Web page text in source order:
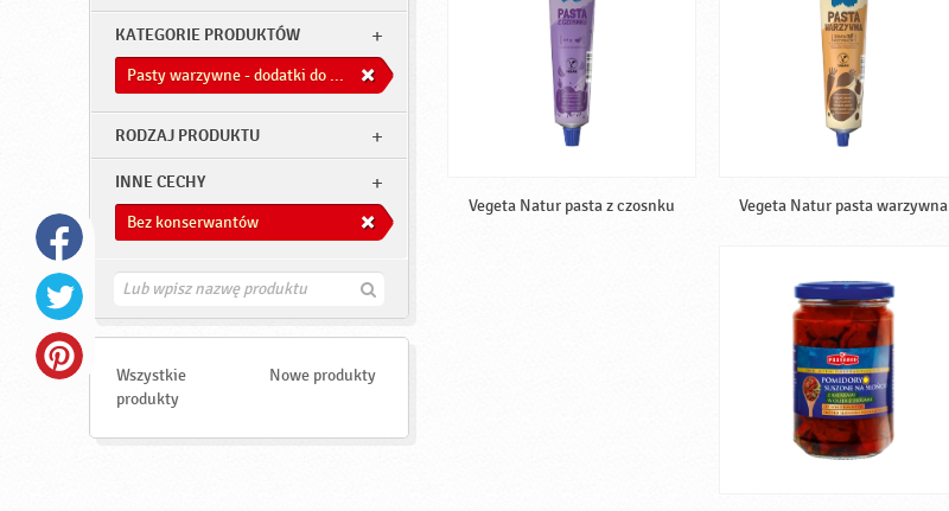
KATEGORIE PRODUKTÓW
Pasty warzywne - dodatki do dań
RODZAJ PRODUKTU
INNE CECHY
Bez konserwantów
Z
d
Wszystkie
produkty
Nowe produkty
Vegeta Natur pasta z czosnku Vegeta Natur pasta warzywna